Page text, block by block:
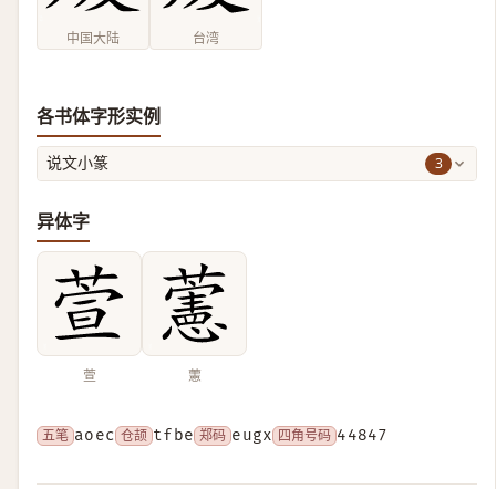
中国大陆 台湾
各书体字形实例
说文小篆 3
异体字
萱 藼
五笔 aoec 仓颉 tfbe 郑码 eugx 四角号码 44847